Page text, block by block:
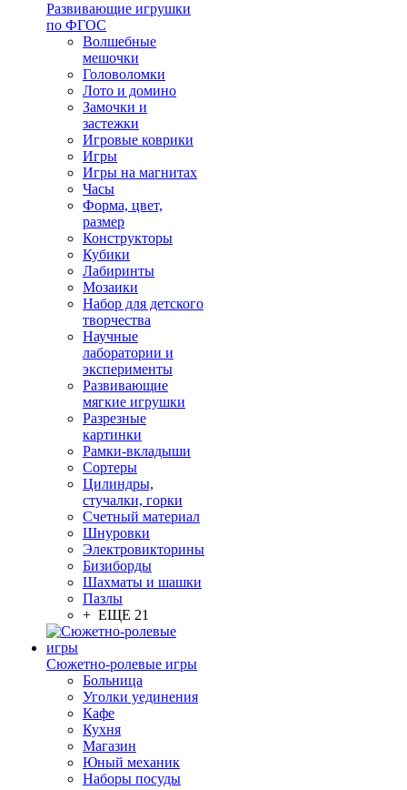
Развивающие игрушки
по ФГОС
Волшебные
мешочки
Головоломки
Лото и домино
Замочки и
застежки
Игровые коврики
Игры
Игры на магнитах
Часы
Форма, цвет,
размер
Конструкторы
Кубики
Лабиринты
Мозаики
Набор для детского
творчества
Научные
лаборатории и
эксперименты
Развивающие
мягкие игрушки
Разрезные
картинки
Рамки-вкладыши
Сортеры
Цилиндры,
стучалки, горки
Счетный материал
Шнуровки
Электровикторины
Бизиборды
Шахматы и шашки
Пазлы
+ ЕЩЕ 21
Сюжетно-ролевые игры
Больница
Уголки уединения
Кафе
Кухня
Магазин
Юный механик
Наборы посуды